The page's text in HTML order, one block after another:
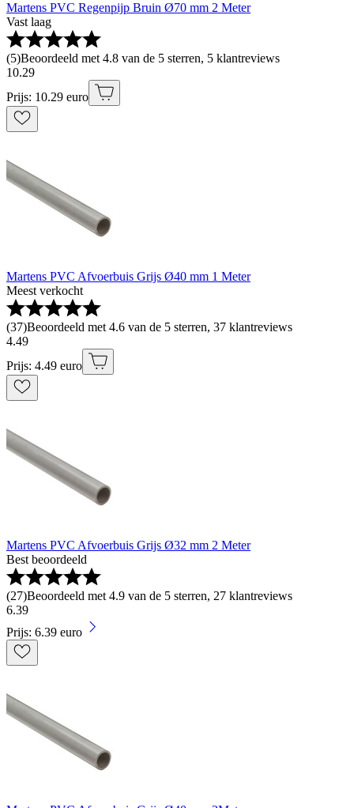
Martens PVC Regenpijp Bruin Ø70 mm 2 Meter
Vast laag
(5)Beoordeeld met 4.8 van de 5 sterren, 5 klantreviews
10.29
Prijs: 10.29 euro
Martens PVC Afvoerbuis Grijs Ø40 mm 1 Meter
Meest verkocht
(37)Beoordeeld met 4.6 van de 5 sterren, 37 klantreviews
4.49
Prijs: 4.49 euro
Martens PVC Afvoerbuis Grijs Ø32 mm 2 Meter
Best beoordeeld
(27)Beoordeeld met 4.9 van de 5 sterren, 27 klantreviews
6.39
Prijs: 6.39 euro